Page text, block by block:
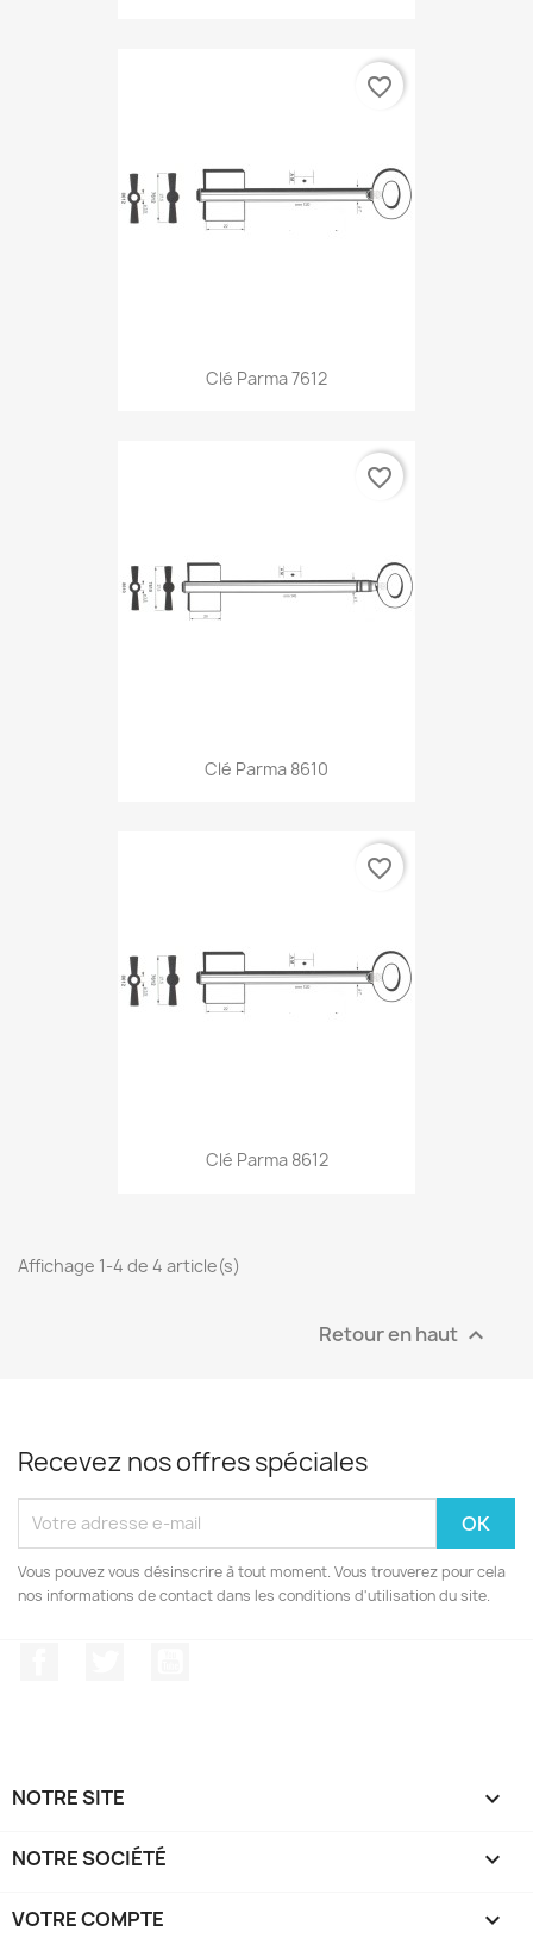
Clé Parma 7612
favorite_border
Clé Parma 8610
favorite_border
Clé Parma 8612
favorite_border
Affichage 1-4 de 4 article(s)
Retour en haut 
Recevez nos offres spéciales
Vous pouvez vous désinscrire à tout moment. Vous trouverez pour cela
nos informations de contact dans les conditions d'utilisation du site.
NOTRE SITE 
NOTRE SOCIÉTÉ 
VOTRE COMPTE 